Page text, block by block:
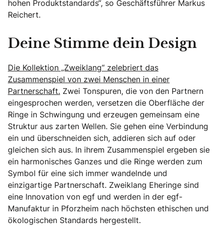
hohen Produktstandards“, so Geschäftsführer Markus
Reichert.
Deine Stimme dein Design
Die Kollektion „Zweiklang“ zelebriert das
Zusammenspiel von zwei Menschen in einer
Partnerschaft. Zwei Tonspuren, die von den Partnern
eingesprochen werden, versetzen die Oberfläche der
Ringe in Schwingung und erzeugen gemeinsam eine
Struktur aus zarten Wellen. Sie gehen eine Verbindung
ein und überschneiden sich, addieren sich auf oder
gleichen sich aus. In ihrem Zusammenspiel ergeben sie
ein harmonisches Ganzes und die Ringe werden zum
Symbol für eine sich immer wandelnde und
einzigartige Partnerschaft. Zweiklang Eheringe sind
eine Innovation von egf und werden in der egf-
Manufaktur in Pforzheim nach höchsten ethischen und
ökologischen Standards hergestellt.